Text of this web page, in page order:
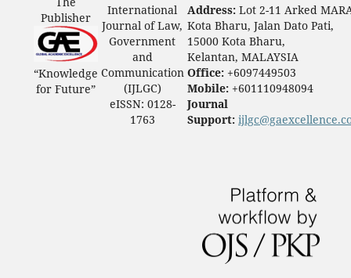
Publisher
“Knowledge
for Future”
International
Journal of Law,
Government
and
Communication
(IJLGC)
eISSN: 0128-
1763
Address: Lot 2-11 Arked
Kota Bharu, Jalan Dato Pati,
15000 Kota Bharu,
Kelantan, MALAYSIA
Office: +6097449503
Mobile: +601110948094
Journal
Support: